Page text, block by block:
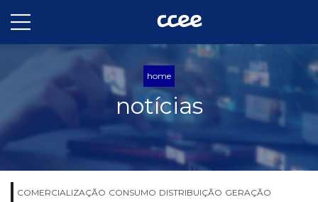
home
notícias
COMERCIALIZAÇÃO CONSUMO DISTRIBUIÇÃO GERAÇÃO